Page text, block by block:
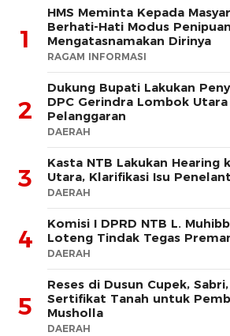
1
HMS Meminta Kepada
Berhati-Hati Modus
Mengatasnamakan Dirinya
RAGAM INFORMASI
2
Dukung Bupati Lakukan
DPC Gerindra Lombok
Pelanggaran
DAERAH
3
Kasta NTB Lakukan Hearing
Utara, Klarifikasi Isu
DAERAH
4
Komisi I DPRD NTB L.
Loteng Tindak Tegas
DAERAH
5
Reses di Dusun Cupek,
Sertifikat Tanah untuk
Musholla
DAERAH